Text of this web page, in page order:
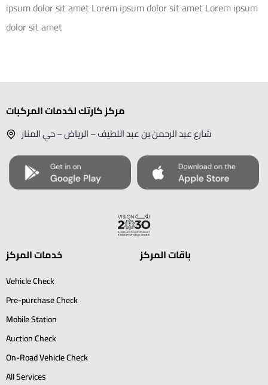
ipsum dolor sit amet Lorem ipsum dolor sit amet Lorem ipsum
dolor sit amet
مركز كارتك لخدمات المركبات
شارع عبد الرحمن بن عبد اللطيف – الرياض – حي المنار
خدمات المركز
Vehicle Check
Pre-purchase Check
Mobile Station
Auction Check
On-Road Vehicle Check
All Services
باقات المركز